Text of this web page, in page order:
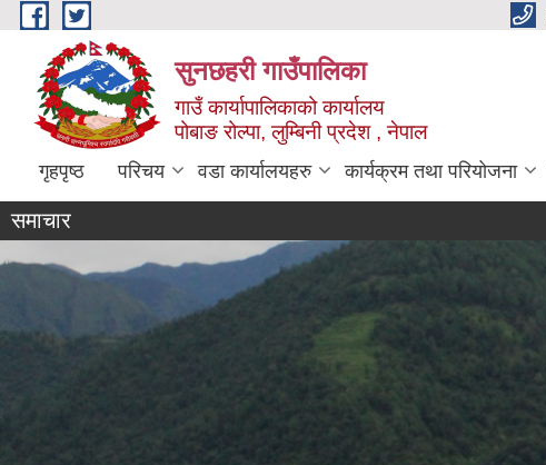
Skip to main content
सुनछहरी गाउँपालिका
गाउँ कार्यापालिकाको कार्यालय
पोबाङ रोल्पा, लुम्बिनी प्रदेश , नेपाल
गृहपृष्ठ परिचय वडा कार्यालयहरु कार्यक्रम तथा परियोजना
समाचार